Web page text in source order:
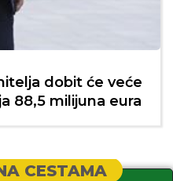
dobit će veće
88,5 milijuna eura
CESTAMA